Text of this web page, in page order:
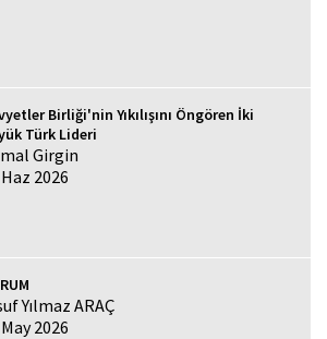
Birliği'nin Yıkılışını Öngören İki
Türk Lideri
Girgin
2026
Yılmaz ARAÇ
2026